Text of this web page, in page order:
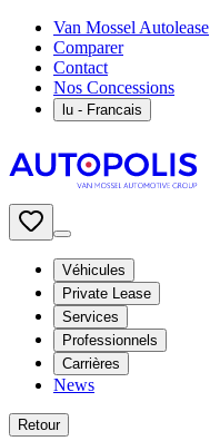
Van Mossel Autolease
Comparer
Contact
Nos Concessions
lu - Francais
Véhicules
Private Lease
Services
Professionnels
Carrières
News
Retour